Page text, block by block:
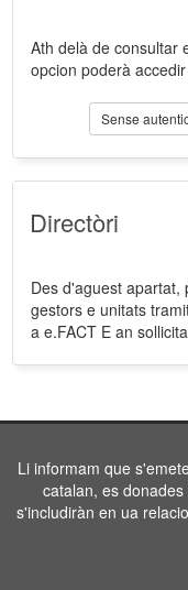
Ath delà de consultar
opcion poderà
Sense
Directòri
Des d'aguest
gestors e unitats
a e.FACT E an
Li informam que
catalan, es
s'includiràn en ua